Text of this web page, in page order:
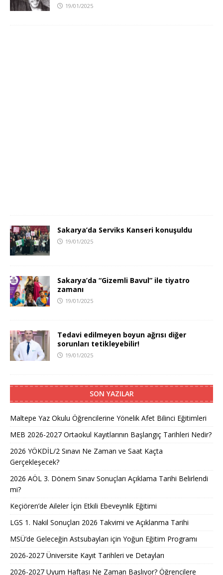
19/01/2025
Sakarya’da Serviks Kanseri konuşuldu
19/01/2025
Sakarya’da “Gizemli Bavul” ile tiyatro
zamanı
19/01/2025
Tedavi edilmeyen boyun ağrısı diğer
sorunları tetikleyebilir!
19/01/2025
SON YAZILAR
Maltepe Yaz Okulu Öğrencilerine Yönelik Afet Bilinci Eğitimleri
MEB 2026-2027 Ortaokul Kayıtlarının Başlangıç Tarihleri Nedir?
2026 YÖKDİL/2 Sınavı Ne Zaman ve Saat Kaçta
Gerçekleşecek?
2026 AÖL 3. Dönem Sınav Sonuçları Açıklama Tarihi Belirlendi
mi?
Keçiören’de Aileler İçin Etkili Ebeveynlik Eğitimi
LGS 1. Nakil Sonuçları 2026 Takvimi ve Açıklanma Tarihi
MSÜ’de Geleceğin Astsubayları için Yoğun Eğitim Programı
2026-2027 Üniversite Kayıt Tarihleri ve Detayları
2026-2027 Uyum Haftası Ne Zaman Başlıyor? Öğrencilere